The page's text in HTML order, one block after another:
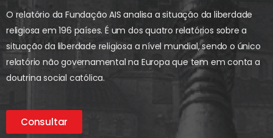
O relatório da Fundação AIS analisa a situação da liberdade
religiosa em 196 países. É um dos quatro relatórios sobre a
situação da liberdade religiosa a nível mundial, sendo o único
relatório não governamental na Europa que tem em conta a
doutrina social católica.
Consultar